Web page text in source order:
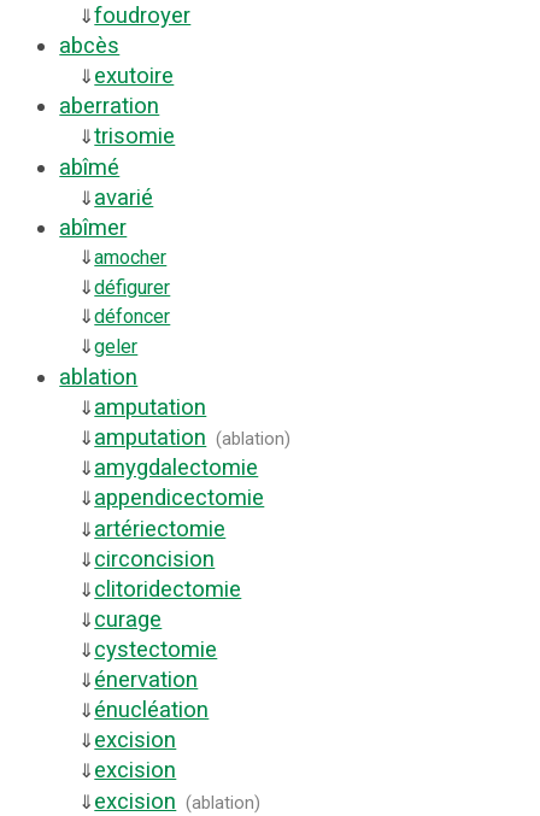
⇓foudroyer
abcès
⇓ exutoire
aberration
⇓trisomie
abîmé
⇓ avarié
abîmer
⇓amocher
⇓défigurer
⇓défoncer
⇓geler
ablation
⇓ amputation
⇓ amputation (ablation)
⇓ amygdalectomie
⇓ appendicectomie
⇓ artériectomie
⇓ circoncision
⇓ clitoridectomie
⇓ curage
⇓ cystectomie
⇓ énervation
⇓ énucléation
⇓ excision
⇓ excision
⇓ excision (ablation)